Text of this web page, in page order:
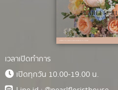
เวลาเปิดทำการ
เปิดทุกวัน 10.00-19.00 น.